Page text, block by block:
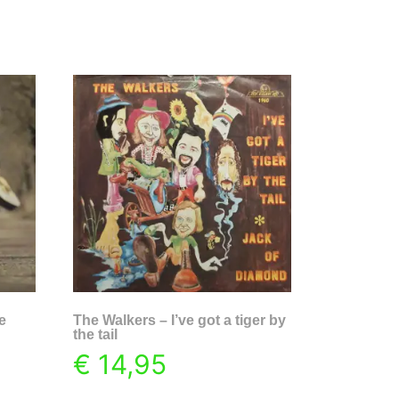
The Walkers – I’ve got a tiger by
the tail
€ 14,95